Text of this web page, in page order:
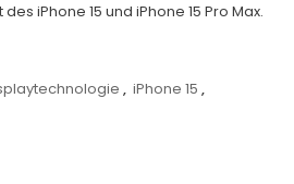
iPhone 15 und iPhone 15 Pro Max.
, iPhone 15 ,